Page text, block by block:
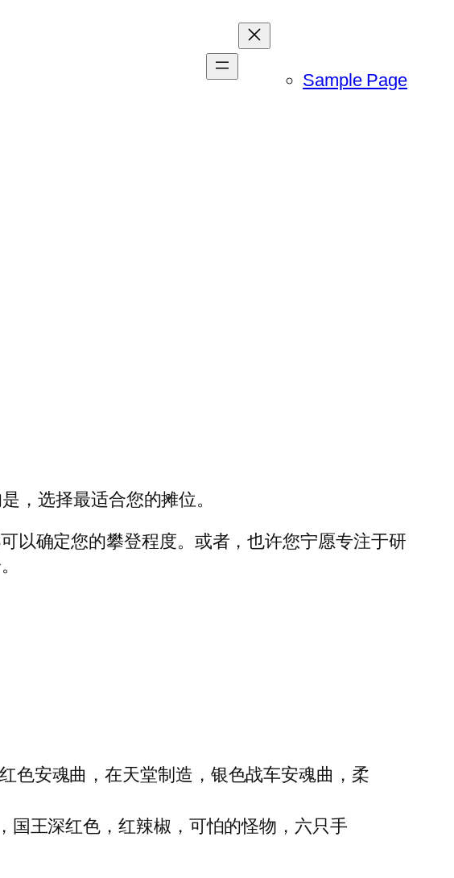
Sample Page
，选择最适合您的摊位。
以确定您的攀登程度。或者，也许您宁愿专注于研
色安魂曲，在天堂制造，银色战车安魂曲，柔
国王深红色，红辣椒，可怕的怪物，六只手